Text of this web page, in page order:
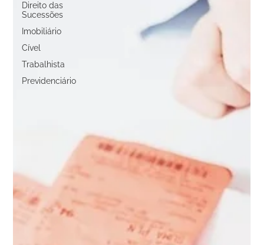
Direito das
Sucessões
Imobiliário
Cível
Trabalhista
Previdenciário